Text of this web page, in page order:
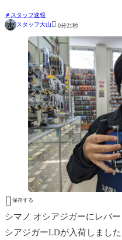
スタッフ速報
スタッフ大山 0分21秒
 保存する
シマノ オシアジガーにレバ
シアジガーLDが入荷しました